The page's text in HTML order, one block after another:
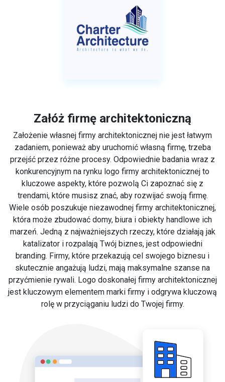
Załóż firmę architektoniczną
Założenie własnej firmy architektonicznej nie jest łatwym
zadaniem, ponieważ aby uruchomić własną firmę, trzeba
przejść przez różne procesy. Odpowiednie badania wraz z
konkurencyjnym na rynku logo firmy architektonicznej to
kluczowe aspekty, które pozwolą Ci zapoznać się z
trendami, które musisz znać, aby rozwijać swoją firmę.
Wiele osób poszukuje niezawodnej firmy architektonicznej,
która może zbudować domy, biura i obiekty handlowe ich
marzeń. Jedną z najważniejszych rzeczy, które działają jak
katalizator i rozpalają Twój biznes, jest odpowiedni
branding. Firmy, które przekazują cel swojego biznesu i
skutecznie angażują ludzi, mają maksymalne szanse na
przyćmienie rywali. Logo doskonałej firmy architektonicznej
jest kluczowym elementem marki firmy i odgrywa kluczową
rolę w przyciąganiu ludzi do Twojej firmy.